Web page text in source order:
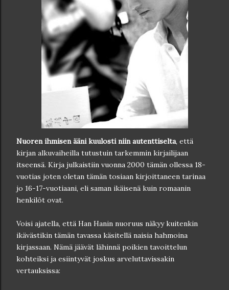
Nuoren ihmisen ääni kuulosti niin autenttiselta, että
kirjan alkuvaiheilla tutustuin tarkemmin kirjailijaan
itseensä. Kirja julkaistiin vuonna 2000 tämän ollessa 18-
vuotias joten oletan tämän tosiaan kirjoittaneen tarinaa
jo 16-17-vuotiaani, eli saman ikäisenä kuin romaanin
henkilöt ovat.
Voisi ajatella, että Han Hanin nuoruus näkyy kuitenkin
ikävästikin tämän tavassa käsitellä naisia hahmoina
kirjassaan. Nämä jäävät lähinnä poikien tavoittelun
kohteiksi ja esiintyvät joskus arveluttavissakin
vertauksissa: